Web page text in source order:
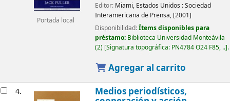
Portada local
Editor: Miami, Estados Unidos :Sociedad
Interamericana de Prensa, [2001]
Disponibilidad:Ítems disponibles para
préstamo: Biblioteca Universidad Monteávila
(2) Signatura topográfica: PN4784 O24 F85, .. .
Agregar al carrito
4. Medios periodísticos,